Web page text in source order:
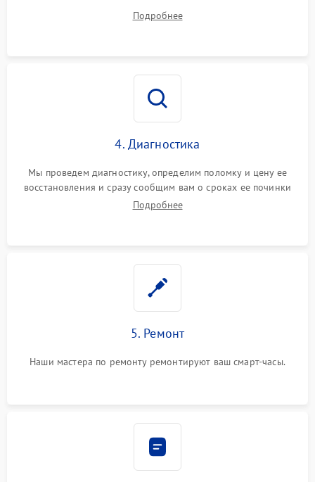
Подробнее
4. Диагностика
Мы проведем диагностику, определим поломку и цену ее
восстановления и сразу сообщим вам о сроках ее починки
Подробнее
5. Ремонт
Наши мастера по ремонту ремонтируют ваш смарт-часы.